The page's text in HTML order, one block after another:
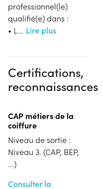
professionnel(le)
qualifié(e) dans :
• L ... Lire plus
Certifications,
reconnaissances
CAP métiers de la
coiffure
Niveau de sortie :
Niveau 3. (CAP, BEP,
...)
Consulter la